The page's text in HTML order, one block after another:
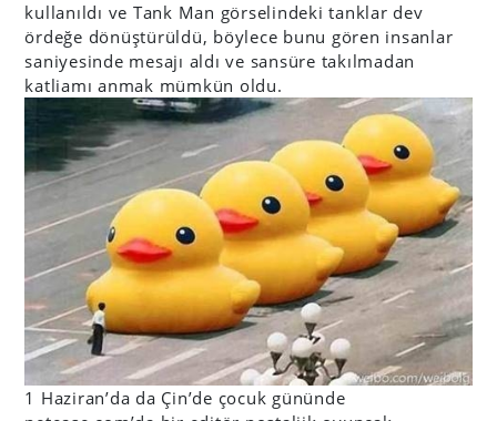
kullanıldı ve Tank Man görselindeki tanklar dev
ördeğe dönüştürüldü, böylece bunu gören insanlar
saniyesinde mesajı aldı ve sansüre takılmadan
katliamı anmak mümkün oldu.
1 Haziran’da da Çin’de çocuk gününde